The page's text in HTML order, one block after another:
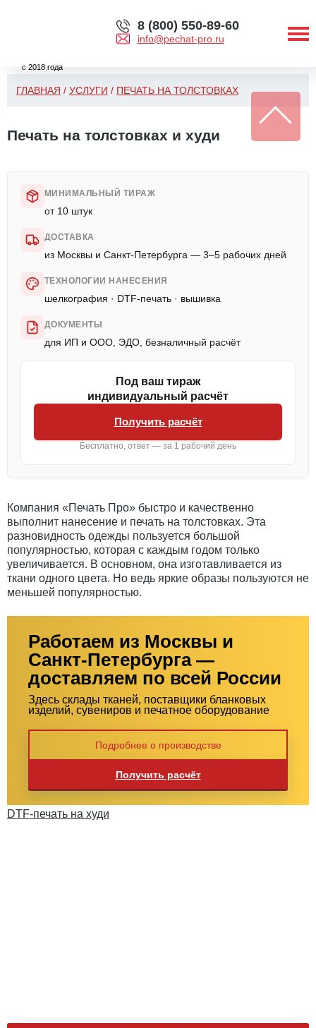
с 2018 года
info@pechat-pro.ru
8 (800) 550-89-60
ГЛАВНАЯ / УСЛУГИ / ПЕЧАТЬ НА ТОЛСТОВКАХ
Печать на толстовках и худи
МИНИМАЛЬНЫЙ ТИРАЖ
от 10 штук
ДОСТАВКА
из Москвы и Санкт-Петербурга — 3–5 рабочих дней
ТЕХНОЛОГИИ НАНЕСЕНИЯ
шелкография · DTF-печать · вышивка
ДОКУМЕНТЫ
для ИП и ООО, ЭДО, безналичный расчёт
Под ваш тираж
индивидуальный расчёт
Получить расчёт
Бесплатно, ответ — за 1 рабочий день
Компания «Печать Про» быстро и качественно
выполнит нанесение и печать на толстовках. Эта
разновидность одежды пользуется большой
популярностью, которая с каждым годом только
увеличивается. В основном, она изготавливается из
ткани одного цвета. Но ведь яркие образы пользуются не
меньшей популярностью.
Работаем из Москвы и
Санкт-Петербурга —
доставляем по всей России
Здесь склады тканей, поставщики бланковых
изделий, сувениров и печатное оборудование
Подробнее о производстве
Получить расчёт
DTF-печать на худи